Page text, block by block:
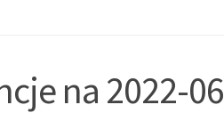
na 2022-